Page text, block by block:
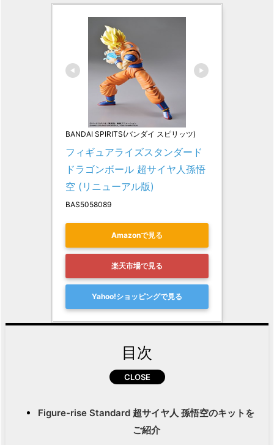
BANDAI SPIRITS(バンダイ スピリッツ)
フィギュアライズスタンダード
ドラゴンボール 超サイヤ人孫悟
空 (リニューアル版)
BAS5058089
Amazonで見る
楽天市場で見る
Yahoo!ショッピングで見る
目次
Figure-rise Standard 超サイヤ人 孫悟空のキットを
ご紹介